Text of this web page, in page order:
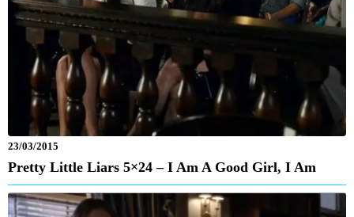
23/03/2015
Pretty Little Liars 5×24 – I Am A Good Girl, I Am